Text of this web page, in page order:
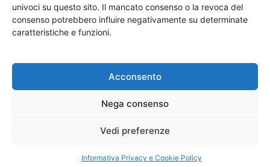
univoci su questo sito. Il mancato consenso o la revoca del
consenso potrebbero influire negativamente su determinate
caratteristiche e funzioni.
Acconsento
Nega consenso
Vedi preferenze
Informativa Privacy e Cookie Policy
Chi siamo I Nostri Clienti
© Copyright 2017 - MilanoEvents.it© managed by